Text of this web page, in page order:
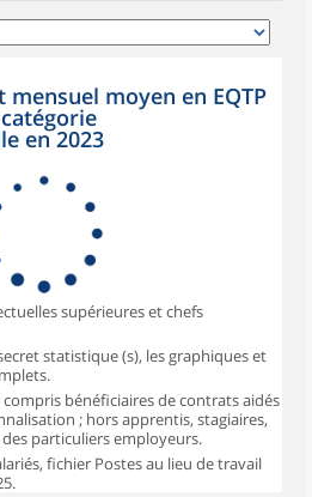
mensuel moyen en EQTP
en 2023
supérieures et chefs
statistique (s), les graphiques et
bénéficiaires de contrats aidés
; hors apprentis, stagiaires,
particuliers employeurs.
fichier Postes au lieu de travail